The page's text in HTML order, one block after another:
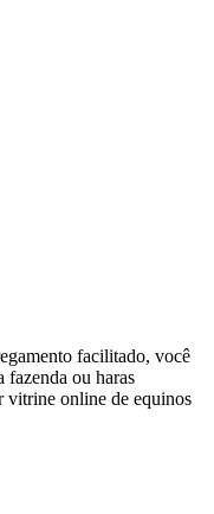
facilitado, você
fazenda ou haras
vitrine online de equinos